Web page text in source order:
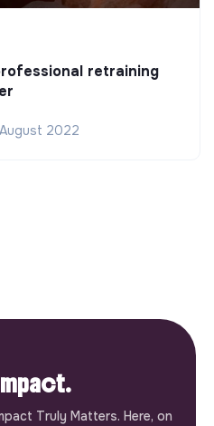
retraining
2022
Truly Matters. Here, on